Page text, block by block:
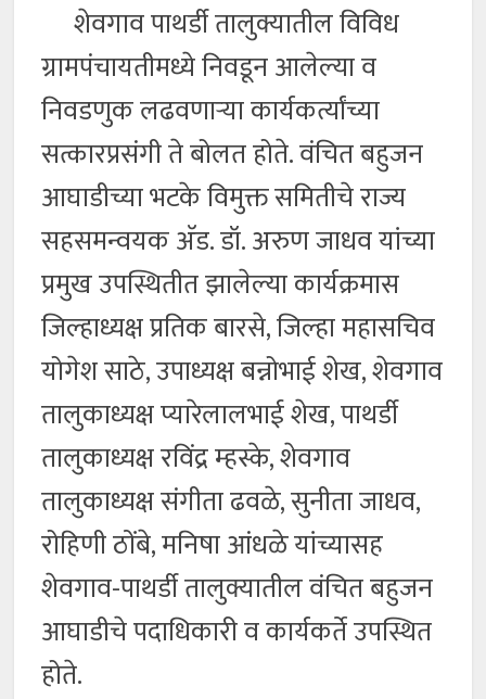
शेवगाव पाथर्डी तालुक्यातील विविध
ग्रामपंचायतीमध्ये निवडून आलेल्या व
निवडणुक लढवणार्‍या कार्यकर्त्यांच्या
सत्कारप्रसंगी ते बोलत होते. वंचित बहुजन
आघाडीच्या भटके विमुक्त समितीचे राज्य
सहसमन्वयक अ‍ॅड. डॉ. अरुण जाधव यांच्या
प्रमुख उपस्थितीत झालेल्या कार्यक्रमास
जिल्हाध्यक्ष प्रतिक बारसे, जिल्हा महासचिव
योगेश साठे, उपाध्यक्ष बन्नोभाई शेख, शेवगाव
तालुकाध्यक्ष प्यारेलालभाई शेख, पाथर्डी
तालुकाध्यक्ष रविंद्र म्हस्के, शेवगाव
तालुकाध्यक्ष संगीता ढवळे, सुनीता जाधव,
रोहिणी ठोंबे, मनिषा आंधळे यांच्यासह
शेवगाव-पाथर्डी तालुक्यातील वंचित बहुजन
आघाडीचे पदाधिकारी व कार्यकर्ते उपस्थित
होते.